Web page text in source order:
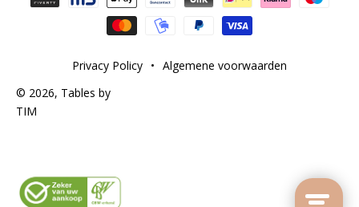
© 2026, Tables by
TIM
Privacy Policy • Algemene voorwaarden